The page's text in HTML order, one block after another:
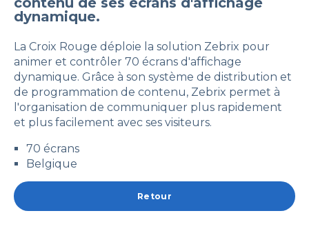
dynamique.
La Croix Rouge déploie la solution Zebrix pour
animer et contrôler 70 écrans d'affichage
dynamique. Grâce à son système de distribution et
de programmation de contenu, Zebrix permet à
l'organisation de communiquer plus rapidement
et plus facilement avec ses visiteurs.
70 écrans
Belgique
Retour